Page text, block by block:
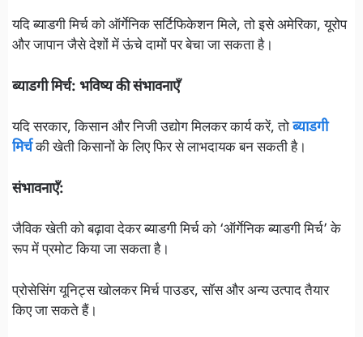
यदि ब्याडगी मिर्च को ऑर्गेनिक सर्टिफिकेशन मिले, तो इसे अमेरिका, यूरोप
और जापान जैसे देशों में ऊंचे दामों पर बेचा जा सकता है।
ब्याडगी मिर्च: भविष्य की संभावनाएँ
यदि सरकार, किसान और निजी उद्योग मिलकर कार्य करें, तोब्याडगी
मिर्चकी खेती किसानों के लिए फिर से लाभदायक बन सकती है।
संभावनाएँ:
जैविक खेती को बढ़ावा देकर ब्याडगी मिर्च को ‘ऑर्गेनिक ब्याडगी मिर्च’ के
रूप में प्रमोट किया जा सकता है।
प्रोसेसिंग यूनिट्स खोलकर मिर्च पाउडर, सॉस और अन्य उत्पाद तैयार
किए जा सकते हैं।